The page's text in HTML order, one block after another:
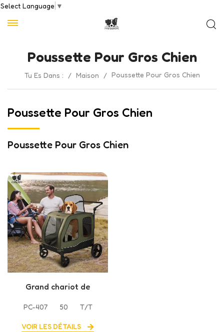
Select Language ▼
Poussette Pour Gros Chien
Tu Es Dans : / Maison / Poussette Pour Gros Chien
Poussette Pour Gros Chien
Poussette Pour Gros Chien
Grand chariot de
roues pour chiens et
chats
PC-407 50 T/T
VOIR LES DÉTAILS